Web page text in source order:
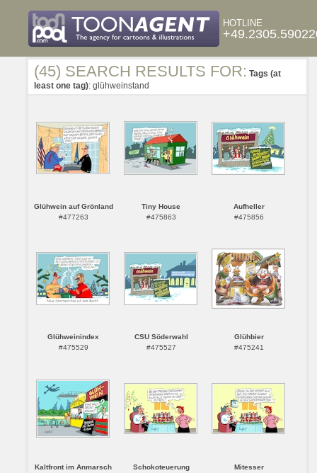
HOTLINE
(45) SEARCH RESULTS FOR: Tags (at
least one tag): glühweinstand
Glühwein auf Grönland
#477263
Tiny House
#475863
Aufheller
#475856
Glühweinindex
#475529
CSU Söderwahl
#475527
Glühbier
#475241
Kaltfront im Anmarsch
Schokoteuerung
Mitesser